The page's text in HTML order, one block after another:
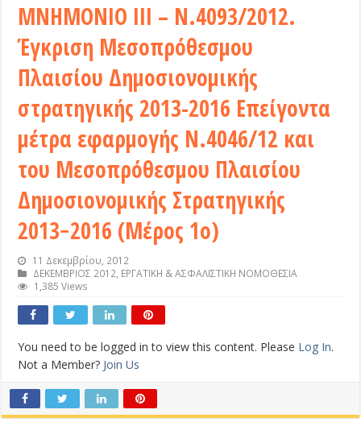
ΜΝΗΜΟΝΙΟ ΙΙΙ – Ν.4093/2012.
Έγκριση Μεσοπρόθεσμου
Πλαισίου Δημοσιονομικής
στρατηγικής 2013-2016 Επείγοντα
μέτρα εφαρμογής Ν.4046/12 και
του Μεσοπρόθεσμου Πλαισίου
Δημοσιονομικής Στρατηγικής
2013−2016 (Μέρος 1ο)
11 Δεκεμβρίου, 2012
ΔΕΚΕΜΒΡΙΟΣ 2012, ΕΡΓΑΤΙΚΗ & ΑΣΦΑΛΙΣΤΙΚΗ ΝΟΜΟΘΕΣΙΑ
1,385 Views
You need to be logged in to view this content. Please Log In.
Not a Member? Join Us